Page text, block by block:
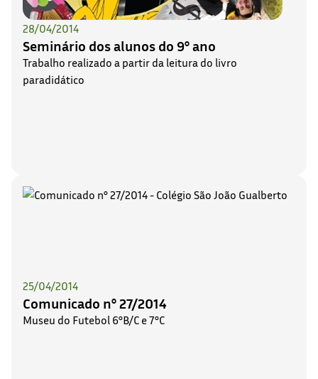
28/04/2014
Seminário dos alunos do 9° ano
Trabalho realizado a partir da leitura do livro
paradidático
25/04/2014
Comunicado n° 27/2014
Museu do Futebol 6°B/C e 7°C